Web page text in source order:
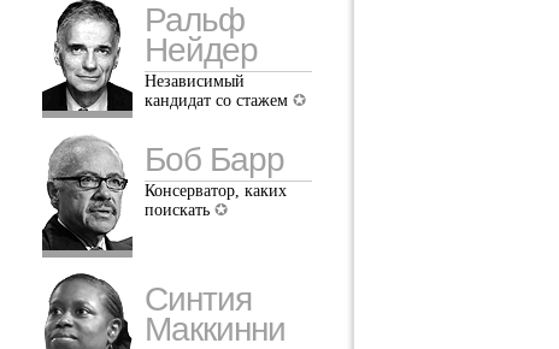
Ральф
Нейдер
Независимый
кандидат со стажем
Боб Барр
Консерватор, каких
поискать
Синтия
Маккинни